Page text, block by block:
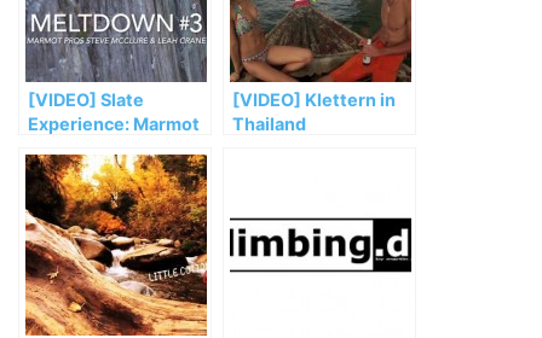
[VIDEO] Slate
Experience: Marmot
& Leah Crane (Part 3)
[VIDEO] Klettern in
Thailand